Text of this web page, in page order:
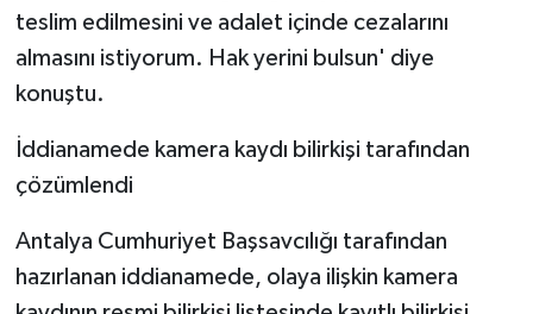
teslim edilmesini ve adalet içinde cezalarını
almasını istiyorum. Hak yerini bulsun' diye
konuştu.
İddianamede kamera kaydı bilirkişi tarafından
çözümlendi
Antalya Cumhuriyet Başsavcılığı tarafından
hazırlanan iddianamede, olaya ilişkin kamera